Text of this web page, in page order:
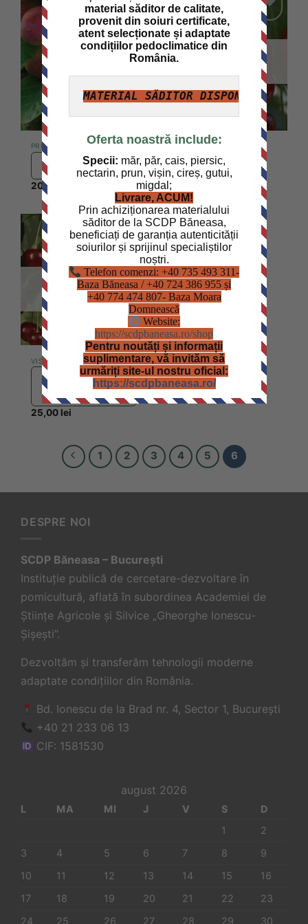
material săditor de calitate,
provenit din soiuri certificate,
atent selecționate și adaptate
condițiilor pedoclimatice din
România.
MATERIAL SĂDITOR DISPONIBIL ÎN
Oferta noastră include:
Specii: măr, păr, cais, piersic,
nectarin, prun, vișin, cireș, gutui,
migdal;
Livrare, ACUM!
Prin achiziționarea materialului
săditor de la SCDP Băneasa,
beneficiați de garanția autenticității
soiurilor și sprijinul specialiștilor
noștri.
Telefon comenzi: +40 735 493 311-
Baza Băneasa /+40 724 386 955 și
+40 774 474 807- Baza Moara
Domnească
Website:
https://scdpbaneasa.ro/shop
Pentru noutăți și informații
suplimentare, vă invităm să
urmăriți site-ul nostru oficial:
https://scdpbaneasa.ro/
Add to
wishlist
PRUN
Prun Victoria
20,00
Add to
wishlist
STOC EPUIZAT
VISIN
Visin Nana
25,00
Add to
wishlist
STOC EPUIZAT
VISIN
Vișin
Shatenmorelle
25,00 lei
1 2 3 4 5 6
DESPRE NOI
SCDP Băneasa – București
Instituție publică de cercetare-dezvoltare în
pomicultură, aflată în subordinea Academiei de
Științe Agricole și Silvice „Gheorghe Ionescu-
Șișești”.
Dezvoltăm și transferăm tehnologii moderne
adaptate condițiilor din România.
Bd. Ionescu de la Brad nr. 4, Sector 1, București
+40 21 233 06 13
CIF: 1581530
august 2026
L MA MI J V S
D
1
2
3
4 5 6 7 8
9
10
11 12 13 14 15
16
17
18 19 20 21 22
23
24
25 26 27 28 29 30